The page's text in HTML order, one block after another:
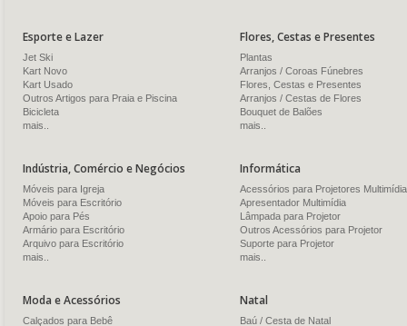
Esporte e Lazer
Jet Ski
Kart Novo
Kart Usado
Outros Artigos para Praia e Piscina
Bicicleta
mais..
Flores, Cestas e Presentes
Plantas
Arranjos / Coroas Fúnebres
Flores, Cestas e Presentes
Arranjos / Cestas de Flores
Bouquet de Balões
mais..
Indústria, Comércio e Negócios
Móveis para Igreja
Móveis para Escritório
Apoio para Pés
Armário para Escritório
Arquivo para Escritório
mais..
Informática
Acessórios para Projetores Multimídia
Apresentador Multimídia
Lâmpada para Projetor
Outros Acessórios para Projetor
Suporte para Projetor
mais..
Moda e Acessórios
Calçados para Bebê
Natal
Baú / Cesta de Natal